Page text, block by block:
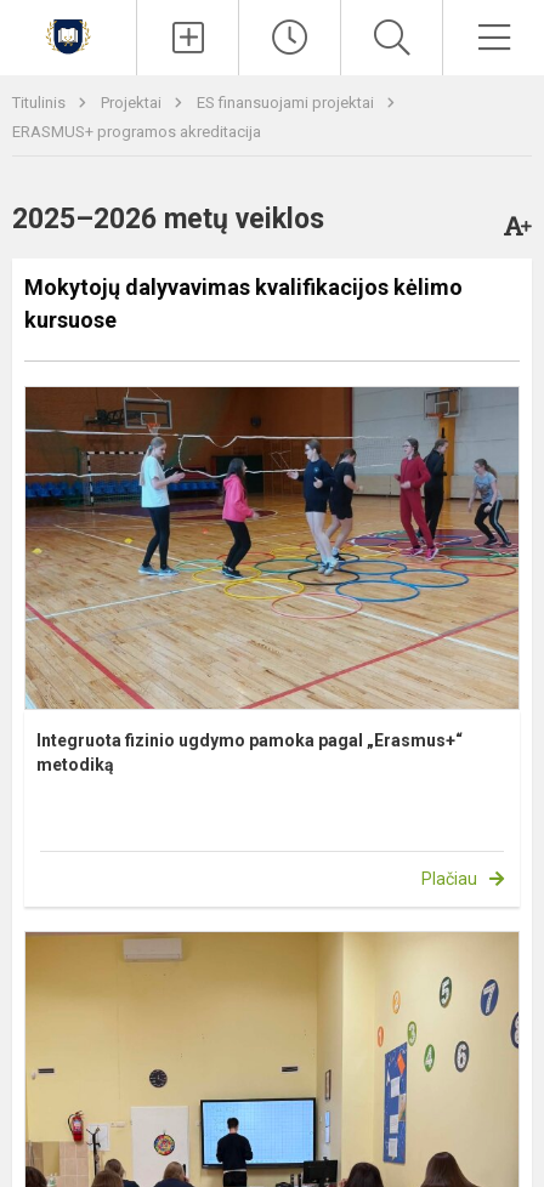
Titulinis Projektai
ES finansuojami projektai
ERASMUS+ programos akreditacija
2025–2026 metų veiklos
Mokytojų dalyvavimas kvalifikacijos kėlimo
kursuose
Integruota fizinio ugdymo pamoka pagal „Erasmus+“
metodiką
Plačiau